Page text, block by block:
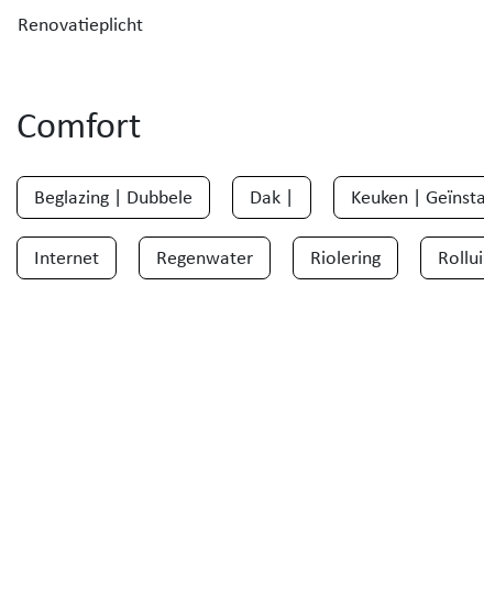
Renovatieplicht
Comfort
Beglazing | Dubbele Dak | Keuken |
Internet Regenwater Riolering